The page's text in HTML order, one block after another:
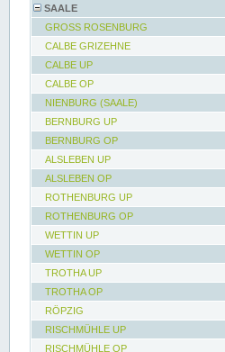
SAALE
GROSS ROSENBURG
CALBE GRIZEHNE
CALBE UP
CALBE OP
NIENBURG (SAALE)
BERNBURG UP
BERNBURG OP
ALSLEBEN UP
ALSLEBEN OP
ROTHENBURG UP
ROTHENBURG OP
WETTIN UP
WETTIN OP
TROTHA UP
TROTHA OP
RÖPZIG
RISCHMÜHLE UP
RISCHMÜHLE OP